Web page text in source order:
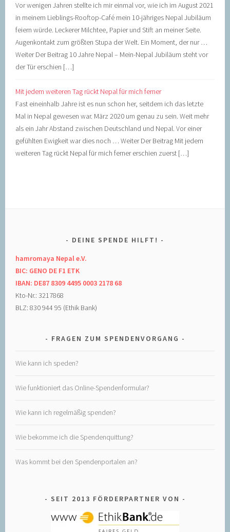
Vor wenigen Jahren stellte ich mir einmal vor, wie ich im August 2021
in meinem Lieblings-Rooftop-Café mein 10-jähriges Nepal Jubiläum
feiern würde. Leckerer Milchtee, Papier und Stift an meiner Seite.
Augenkontakt zum größten Stupa der Welt. Ein Moment, der nur …
Weiter Der Beitrag 10 Jahre Nepal – Mein-Nepal Jubiläum steht vor
der Tür erschien […]
Mit jedem weiteren Tag rückt Nepal für mich ferner
Fast eineinhalb Jahre ist es nun schon her, seitdem ich das letzte
Mal in Nepal gewesen war. März 2020 um genau zu sein. Weit mehr
als ein Jahr Abstand zwischen Deutschland und Nepal. Vor einer
gefühlten Ewigkeit war dies noch … Weiter Der Beitrag Mit jedem
weiteren Tag rückt Nepal für mich ferner erschien zuerst […]
DEINE SPENDE HILFT!
hamromaya Nepal e.V.
BIC: GENO DE F1 ETK
IBAN: DE87 8309 4495 0003 2178 68
Kto-Nr.: 3217868
BLZ: 830 944 95 (Ethik Bank)
FRAGEN ZUM SPENDENVORGANG
Wie kann ich speden?
Wie funktioniert das Online-Spendenformular?
Wie kann ich regelmäßig spenden?
Wie bekomme ich die Spendenquittung?
Was kommt bei den Spendenportalen an?
SEIT 2013 FÖRDERPARTNER VON